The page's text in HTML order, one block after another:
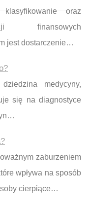
klasyfikowanie oraz
finansowych
jest dostarczenie…
medycyny,
się na diagnostyce
zaburzeniem
wpływa na sposób
cierpiące…